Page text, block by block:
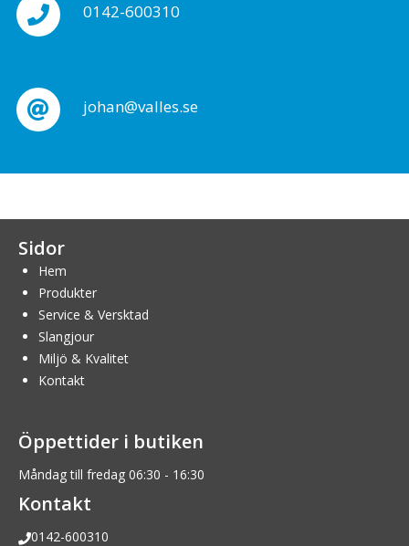
0142-600310
johan@valles.se
Sidor
Hem
Produkter
Service & Versktad
Slangjour
Miljö & Kvalitet
Kontakt
Öppettider i butiken
Måndag till fredag 06:30 - 16:30
Kontakt
0142-600310